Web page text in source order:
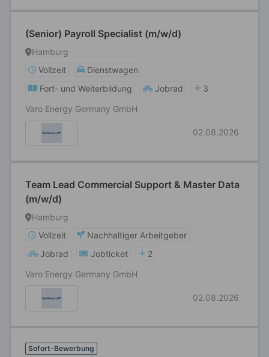
(Senior) Payroll Specialist (m/w/d)
Hamburg
Vollzeit
Dienstwagen
Fort- und Weiterbildung
Jobrad
3
Varo Energy Germany GmbH
02.08.2026
Team Lead Commercial Support & Master Data
(m/w/d)
Hamburg
Vollzeit
Nachhaltiger Arbeitgeber
Jobrad
Jobticket
2
Varo Energy Germany GmbH
02.08.2026
Sofort-Bewerbung